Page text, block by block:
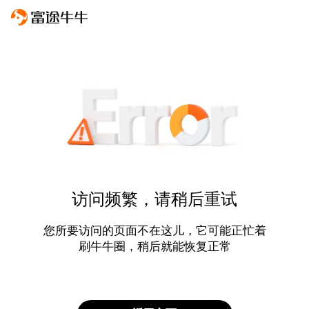
访问频繁，请稍后重试
您所要访问的页面不在这儿，它可能正忙着
刷牛牛圈，稍后就能恢复正常